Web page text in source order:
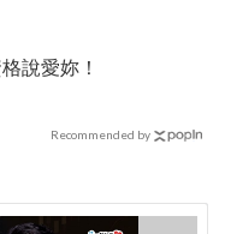
說愛妳！
Recommended by